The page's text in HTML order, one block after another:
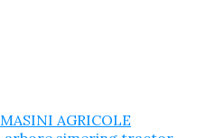
MASINI AGRICOLE